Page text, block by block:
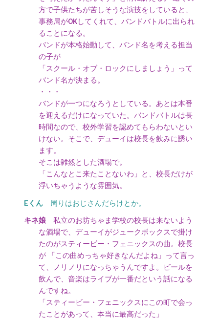
方で子供たちが苦しそうな演技をしていると、
事務局がOKしてくれて、バンドバトルに出られ
ることになる。
バンドが本格始動して、バンド名を考える担当
の子が
「スクール・オブ・ロックにしましょう」って
バンド名が決まる。
・・・
バンドが一つになろうとしている。あとは本番
を迎えるだけになっていた。バンドバトルは長
時間なので、校外学習を認めてもらわないとい
けない。そこで、デューイは校長を飲みに誘い
ます。
そこは雑然とした酒場で。
「こんなとこ来たことないわ」と、校長だけが
浮いちゃうような雰囲気。
周りはおじさんだらけとか。
私立のお坊ちゃま学校の校長は来ないよう
な酒場で、デューイがジュークボックスで掛け
たのがスティービー・フェニックスの曲。校長
が 「この曲めっちゃ好きなんだよね」って言っ
て、ノリノリになっちゃうんですよ。ビールを
飲んで、音楽はライブが一番だという話になる
んですね。
「スティービー・フェニックスにこの町で会っ
たことがあって、本当に最高だった」